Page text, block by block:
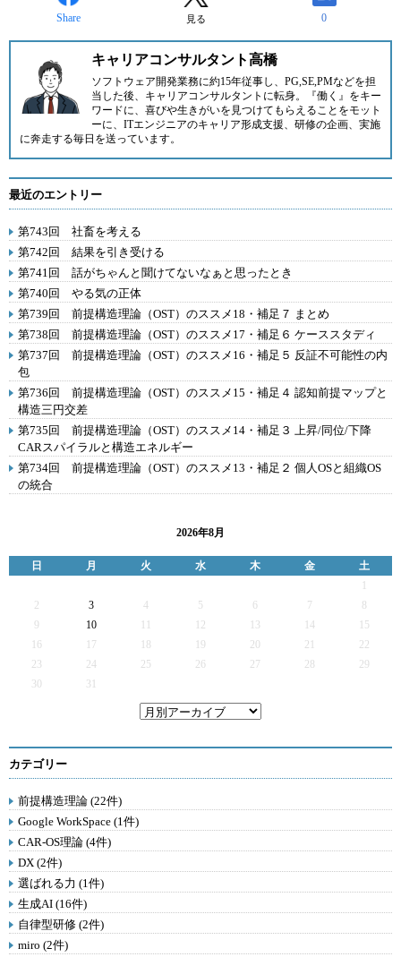
Share 見る 0
キャリアコンサルタント高橋
ソフトウェア開発業務に約15年従事し、PG,SE,PMなどを担
当した後、キャリアコンサルタントに転身。『働く』をキー
ワードに、喜びや生きがいを見つけてもらえることをモット
ーに、ITエンジニアのキャリア形成支援、研修の企画、実施
に奔走する毎日を送っています。
最近のエントリー
第743回 社畜を考える
第742回 結果を引き受ける
第741回 話がちゃんと聞けてないなぁと思ったとき
第740回 やる気の正体
第739回 前提構造理論（OST）のススメ18・補足７ まとめ
第738回 前提構造理論（OST）のススメ17・補足６ ケーススタディ
第737回 前提構造理論（OST）のススメ16・補足５ 反証不可能性の内
包
第736回 前提構造理論（OST）のススメ15・補足４ 認知前提マップと
構造三円交差
第735回 前提構造理論（OST）のススメ14・補足３ 上昇/同位/下降
CARスパイラルと構造エネルギー
第734回 前提構造理論（OST）のススメ13・補足２ 個人OSと組織OS
の統合
2026年8月
日 月 火 水 木 金
土
2
3 4 5 6 7
9
10 12 13 14
15
16
17 19 20 21
22
23
24 25 26 27 28
29
30
31
カテゴリー
前提構造理論 (22件)
Google WorkSpace (1件)
CAR-OS理論 (4件)
DX (2件)
選ばれる力 (1件)
生成AI (16件)
自律型研修 (2件)
miro (2件)